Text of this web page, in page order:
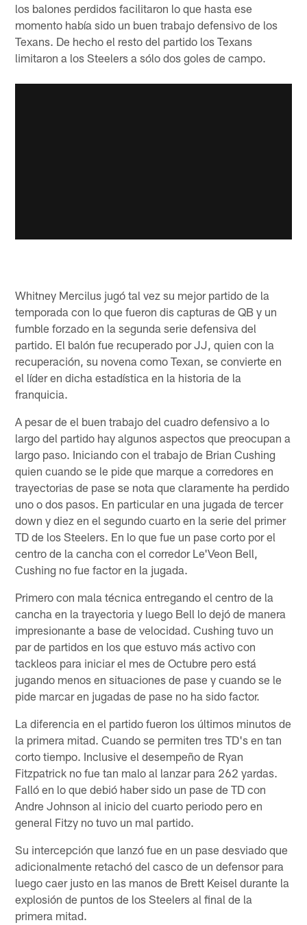
los balones perdidos facilitaron lo que hasta ese
momento había sido un buen trabajo defensivo de los
Texans. De hecho el resto del partido los Texans
limitaron a los Steelers a sólo dos goles de campo.
Whitney Mercilus jugó tal vez su mejor partido de la
temporada con lo que fueron dis capturas de QB y un
fumble forzado en la segunda serie defensiva del
partido. El balón fue recuperado por JJ, quien con la
recuperación, su novena como Texan, se convierte en
el líder en dicha estadística en la historia de la
franquicia.
A pesar de el buen trabajo del cuadro defensivo a lo
largo del partido hay algunos aspectos que preocupan a
largo paso. Iniciando con el trabajo de Brian Cushing
quien cuando se le pide que marque a corredores en
trayectorias de pase se nota que claramente ha perdido
uno o dos pasos. En particular en una jugada de tercer
down y diez en el segundo cuarto en la serie del primer
TD de los Steelers. En lo que fue un pase corto por el
centro de la cancha con el corredor Le'Veon Bell,
Cushing no fue factor en la jugada.
Primero con mala técnica entregando el centro de la
cancha en la trayectoria y luego Bell lo dejó de manera
impresionante a base de velocidad. Cushing tuvo un
par de partidos en los que estuvo más activo con
tackleos para iniciar el mes de Octubre pero está
jugando menos en situaciones de pase y cuando se le
pide marcar en jugadas de pase no ha sido factor.
La diferencia en el partido fueron los últimos minutos de
la primera mitad. Cuando se permiten tres TD's en tan
corto tiempo. Inclusive el desempeño de Ryan
Fitzpatrick no fue tan malo al lanzar para 262 yardas.
Falló en lo que debió haber sido un pase de TD con
Andre Johnson al inicio del cuarto periodo pero en
general Fitzy no tuvo un mal partido.
Su intercepción que lanzó fue en un pase desviado que
adicionalmente retachó del casco de un defensor para
luego caer justo en las manos de Brett Keisel durante la
explosión de puntos de los Steelers al final de la
primera mitad.